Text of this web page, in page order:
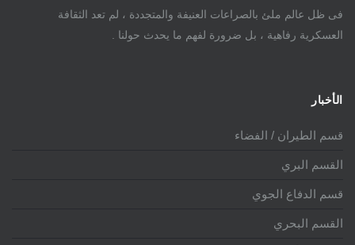
فى ظل عالم ملئ بالصراعات العنيفة والمتجددة ، لم تعد الثقافة
العسكرية رفاهية ، بل ضرورة لفهم ما يحدث حولنا .
الأخبار
قسم الطيران / الفضاء
القسم البري
قسم الدفاع الجوي
القسم البحري